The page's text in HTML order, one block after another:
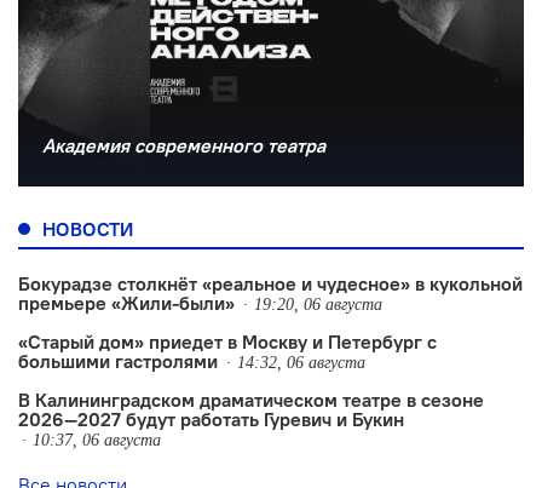
Академия современного театра
НОВОСТИ
Бокурадзе столкнëт «реальное и чудесное» в кукольной
премьере «Жили-были»
19:20, 06 августа
«Старый дом» приедет в Москву и Петербург с
большими гастролями
14:32, 06 августа
В Калининградском драматическом театре в сезоне
2026—2027 будут работать Гуревич и Букин
10:37, 06 августа